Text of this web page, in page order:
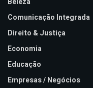
Comunicação Integrada
Direito & Justiça
Economia
Educação
Empresas / Negócios